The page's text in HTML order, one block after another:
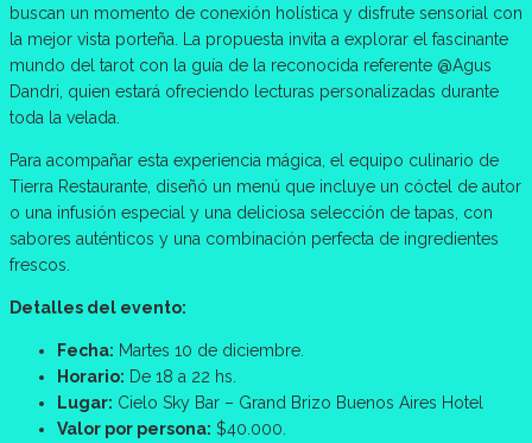
buscan un momento de conexión holística y disfrute sensorial con
la mejor vista porteña. La propuesta invita a explorar el fascinante
mundo del tarot con la guía de la reconocida referente @Agus
Dandri, quien estará ofreciendo lecturas personalizadas durante
toda la velada.
Para acompañar esta experiencia mágica, el equipo culinario de
Tierra Restaurante, diseñó un menú que incluye un cóctel de autor
o una infusión especial y una deliciosa selección de tapas, con
sabores auténticos y una combinación perfecta de ingredientes
frescos.
Detalles del evento:
Fecha: Martes 10 de diciembre.
Horario: De 18 a 22 hs.
Lugar: Cielo Sky Bar – Grand Brizo Buenos Aires Hotel
Valor por persona: $40.000.